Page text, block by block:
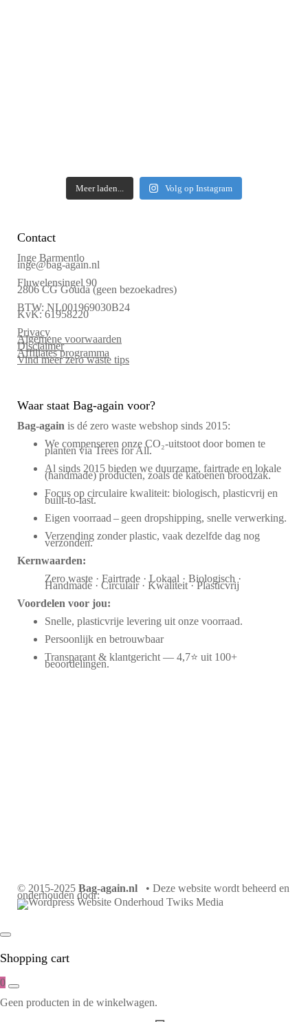
Meer laden... Volg op Instagram
Contact
Inge Barmentlo
inge@bag-again.nl
Fluwelensingel 90
2806 CG Gouda (geen bezoekadres)
BTW: NL001969030B24
KvK: 61958220
Privacy
Algemene voorwaarden
Disclaimer
Affiliates programma
Vind meer zero waste tips
Waar staat Bag-again voor?
Bag‑again is dé zero waste webshop sinds 2015:
We compenseren onze CO₂-uitstoot door bomen te
planten via Trees for All.
Al sinds 2015 bieden we duurzame, fairtrade en lokale
(handmade) producten, zoals de katoenen broodzak.
Focus op circulaire kwaliteit: biologisch, plasticvrij en
built-to-last.
Eigen voorraad – geen dropshipping, snelle verwerking.
Verzending zonder plastic, vaak dezelfde dag nog
verzonden.
Kernwaarden:
Zero waste · Fairtrade · Lokaal · Biologisch ·
Handmade · Circulair · Kwaliteit · Plasticvrij
Voordelen voor jou:
Snelle, plasticvrije levering uit onze voorraad.
Persoonlijk en betrouwbaar
Transparant & klantgericht — 4,7⭐ uit 100+
beoordelingen.
© 2015-2025 Bag-again.nl • Deze website wordt beheerd en
onderhouden door:
Shopping cart
0
Geen producten in de winkelwagen.